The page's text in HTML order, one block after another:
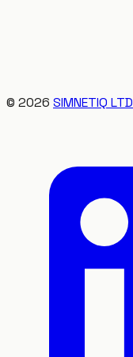
© 2026 SIMNETIQ LTD